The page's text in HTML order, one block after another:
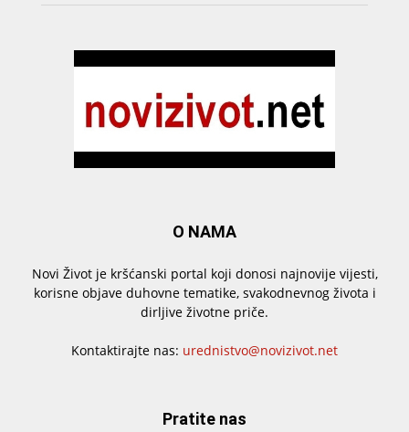
O NAMA
Novi Život je kršćanski portal koji donosi najnovije vijesti,
korisne objave duhovne tematike, svakodnevnog života i
dirljive životne priče.
Kontaktirajte nas: urednistvo@novizivot.net
Pratite nas